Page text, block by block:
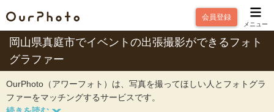
会員登録
メニュー
岡山県真庭市でイベントの出張撮影ができるフォト
グラファー
OurPhoto（アワーフォト）は、写真を撮ってほしい人とフォトグラ
ファーをマッチングするサービスです。